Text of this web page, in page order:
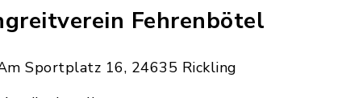
Fehrenbötel
Sportplatz 16, 24635 Rickling